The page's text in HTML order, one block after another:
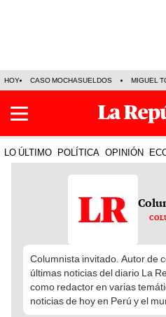
HOY CASO MOCHASUELDOS MIGUEL
LO ÚLTIMO POLÍTICA OPINIÓN
Columnista invitado. Autor de
últimas noticias del diario La
como redactor en varias
noticias de hoy en Perú y el